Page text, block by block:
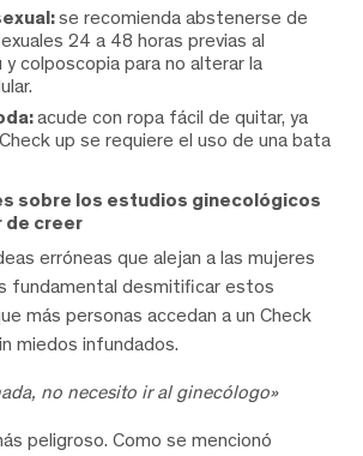
se recomienda abstenerse de
24 a 48 horas previas al
y colposcopia para no alterar la
acude con ropa fácil de quitar, ya
up se requiere el uso de una bata
sobre los estudios ginecológicos
de creer
erróneas que alejan a las mujeres
fundamental desmitificar estos
más personas accedan a un Check
miedos infundados.
no necesito ir al ginecólogo»
peligroso. Como se mencionó